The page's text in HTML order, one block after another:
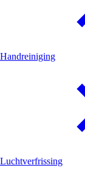
Handreiniging
Luchtverfrissing